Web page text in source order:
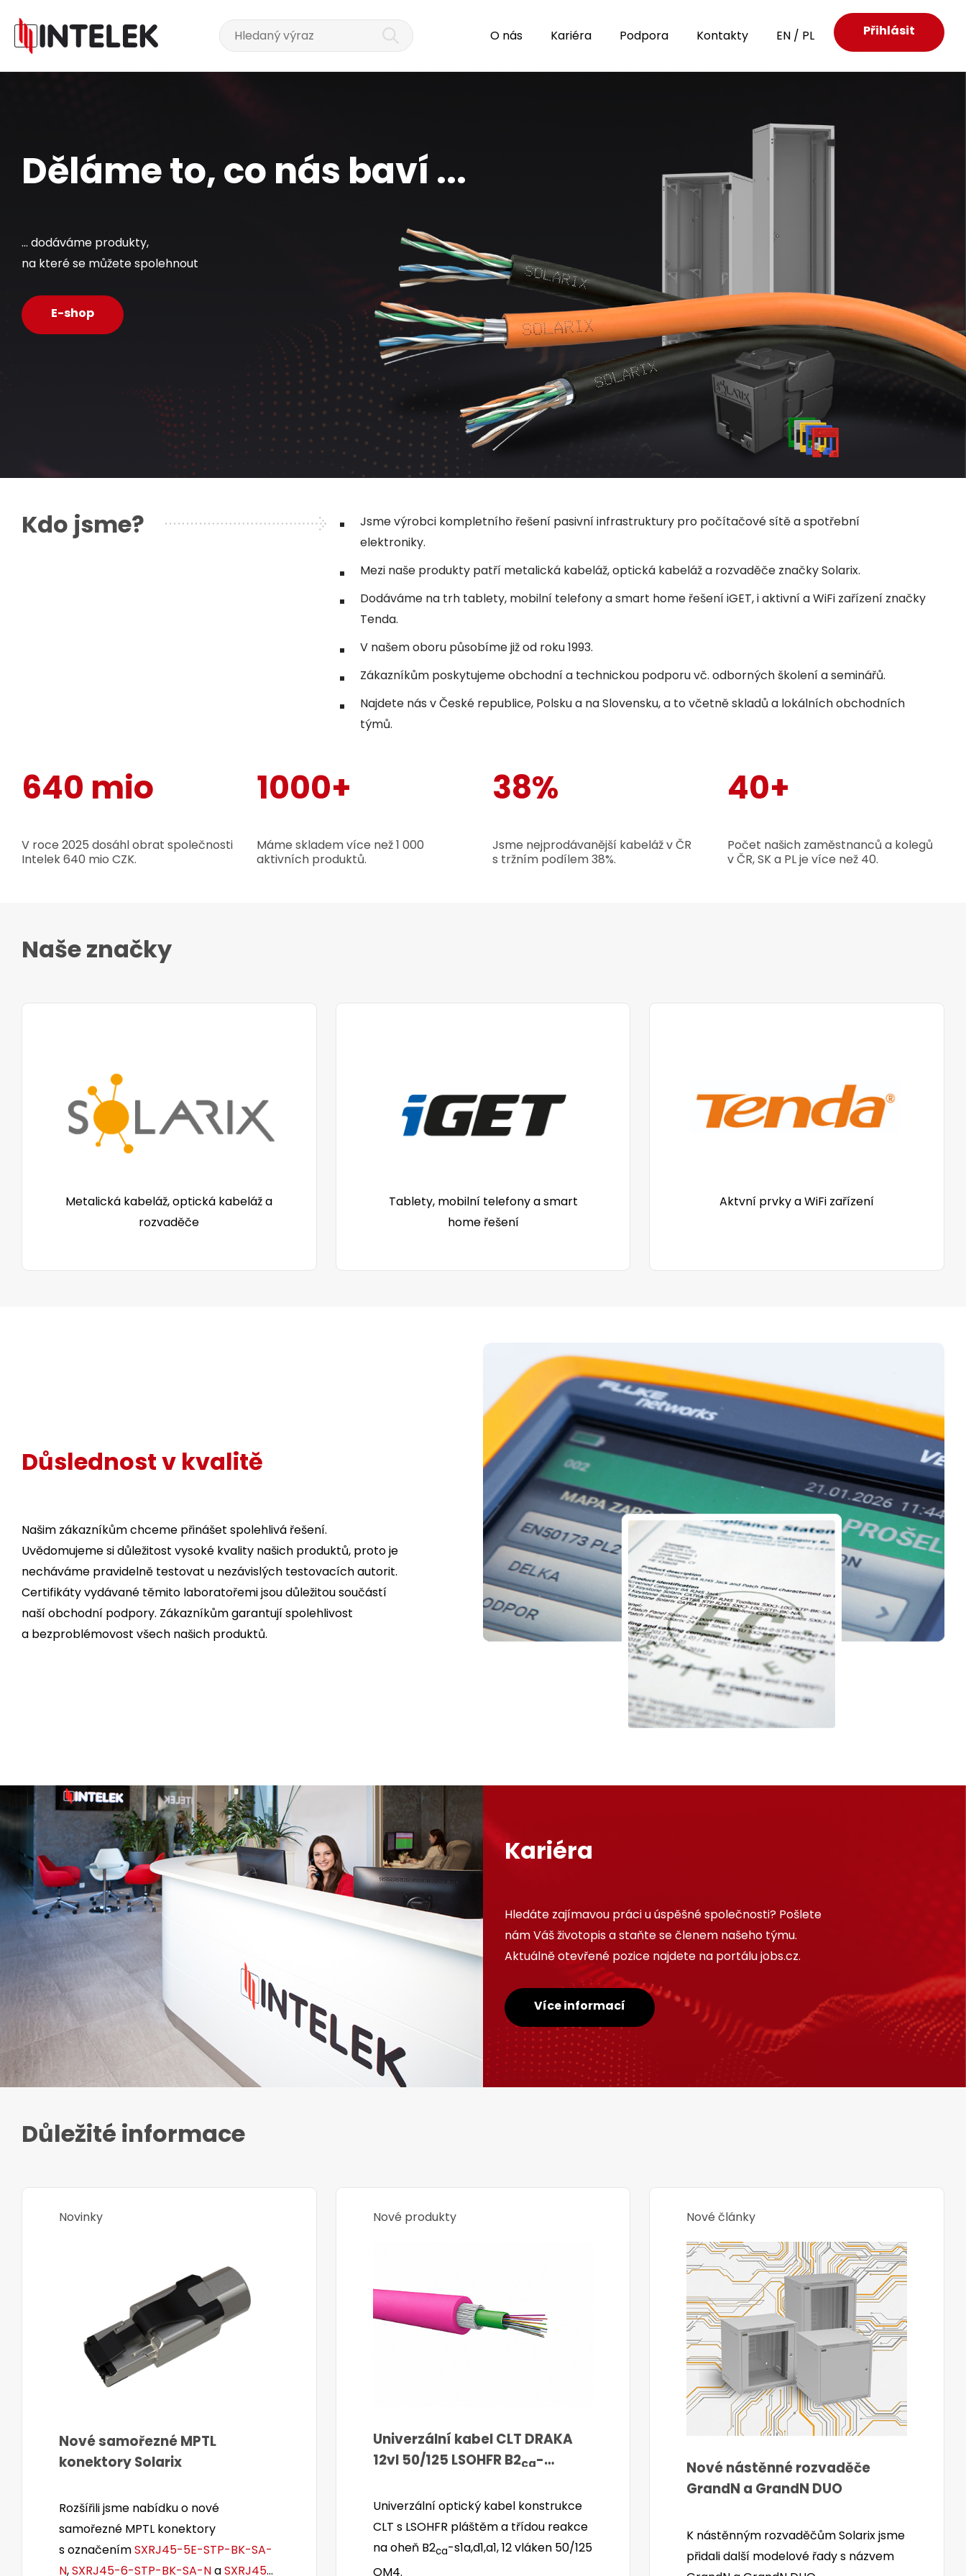
O nás Kariéra Podpora Kontakty EN / PL Přihlásit
Děláme to, co nás baví ...
... dodáváme produkty,
na které se můžete spolehnout
E-shop
Kdo jsme?
Jsme výrobci kompletního řešení pasivní infrastruktury pro počítačové sítě a spotřební
elektroniky.
Mezi naše produkty patří metalická kabeláž, optická kabeláž a rozvaděče značky Solarix.
Dodáváme na trh tablety, mobilní telefony a smart home řešení iGET, i aktivní a WiFi zařízení značky
Tenda.
V našem oboru působíme již od roku 1993.
Zákazníkům poskytujeme obchodní a technickou podporu vč. odborných školení a seminářů.
Najdete nás v České republice, Polsku a na Slovensku, a to včetně skladů a lokálních obchodních
týmů.
640 mio
V roce 2025 dosáhl obrat společnosti
Intelek 640 mio CZK.
1000+
Máme skladem více než 1 000
aktivních produktů.
38%
Jsme nejprodávanější kabeláž v ČR
s tržním podílem 38%.
40+
Počet našich zaměstnanců a kolegů
v ČR, SK a PL je více než 40.
Naše značky
Metalická kabeláž, optická kabeláž a
rozvaděče
Tablety, mobilní telefony a smart
home řešení
Aktvní prvky a WiFi zařízení
Důslednost v kvalitě
Našim zákazníkům chceme přinášet spolehlivá řešení.
Uvědomujeme si důležitost vysoké kvality našich produktů, proto je
necháváme pravidelně testovat u nezávislých testovacích autorit.
Certifikáty vydávané těmito laboratořemi jsou důležitou součástí
naší obchodní podpory. Zákazníkům garantují spolehlivost
a bezproblémovost všech našich produktů.
Kariéra
Hledáte zajímavou práci u úspěšné společnosti? Pošlete
nám Váš životopis a staňte se členem našeho týmu.
Aktuálně otevřené pozice najdete na portálu jobs.cz.
Více informací
Důležité informace
Novinky
Nové samořezné MPTL
konektory Solarix
Rozšířili jsme nabídku o nové
samořezné MPTL konektory
s označenímSXRJ45-5E-STP-BK-SA-
N,SXRJ45-6-STP-BK-SA-NaSXRJ45-
Nové produkty
Univerzální kabel CLT DRAKA
12vl 50/125 LSOHFR B2ca-
Univerzální optický kabel konstrukce
CLT s LSOHFR pláštěm a třídou reakce
na oheň B2ca-s1a,d1,a1, 12 vláken 50/125
OM4.
Nové články
Nové nástěnné rozvaděče
GrandN a GrandN DUO
K nástěnným rozvaděčům Solarix jsme
přidali další modelové řady s názvem